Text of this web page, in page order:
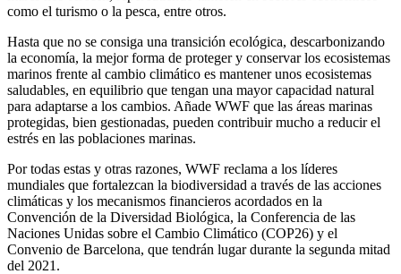
como el turismo o la pesca, entre otros.
Hasta que no se consiga una transición ecológica, descarbonizando
la economía, la mejor forma de proteger y conservar los ecosistemas
marinos frente al cambio climático es mantener unos ecosistemas
saludables, en equilibrio que tengan una mayor capacidad natural
para adaptarse a los cambios. Añade WWF que las áreas marinas
protegidas, bien gestionadas, pueden contribuir mucho a reducir el
estrés en las poblaciones marinas.
Por todas estas y otras razones, WWF reclama a los líderes
mundiales que fortalezcan la biodiversidad a través de las acciones
climáticas y los mecanismos financieros acordados en la
Convención de la Diversidad Biológica, la Conferencia de las
Naciones Unidas sobre el Cambio Climático (COP26) y el
Convenio de Barcelona, que tendrán lugar durante la segunda mitad
del 2021.